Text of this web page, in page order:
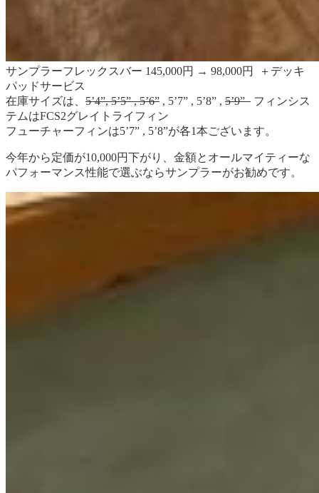
サンプラーフレックスバー 145,000円 → 98,000円 ＋デッキ
パッドサービス
在庫サイズは、 5’4”, 5’5” , 5’6” , 5’7” , 5’8” , 5’9” フィンシス
テムはFCS2グレイトライフィン
フューチャーフィンは5’7” , 5’8”が各1本ございます。
今年から定価が10,000円下がり、金額とオールマイティーな
パフォーマンス性能で選ぶならサンプラーがお勧めです。